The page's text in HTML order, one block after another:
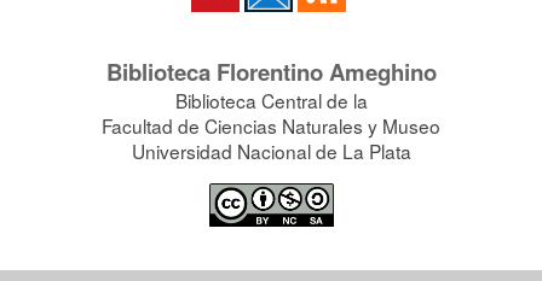
Biblioteca Florentino Ameghino
Biblioteca Central de la
Facultad de Ciencias Naturales y Museo
Universidad Nacional de La Plata